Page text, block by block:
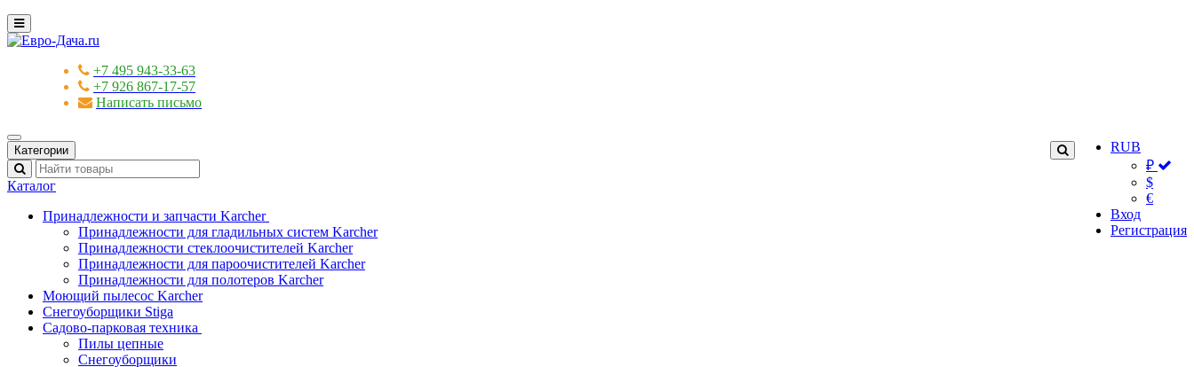
+7 495 943-33-63
+7 926 867-17-57
Написать письмо
RUB
₽
$
€
Вход
Регистрация
Категории
Каталог
Принадлежности и запчасти Karcher
Принадлежности для гладильных систем Karcher
Принадлежности стеклоочистителей Karcher
Принадлежности для пароочистителей Karcher
Принадлежности для полотеров Karcher
Моющий пылесос Karcher
Снегоуборщики Stiga
Садово-парковая техника
Пилы цепные
Снегоуборщики